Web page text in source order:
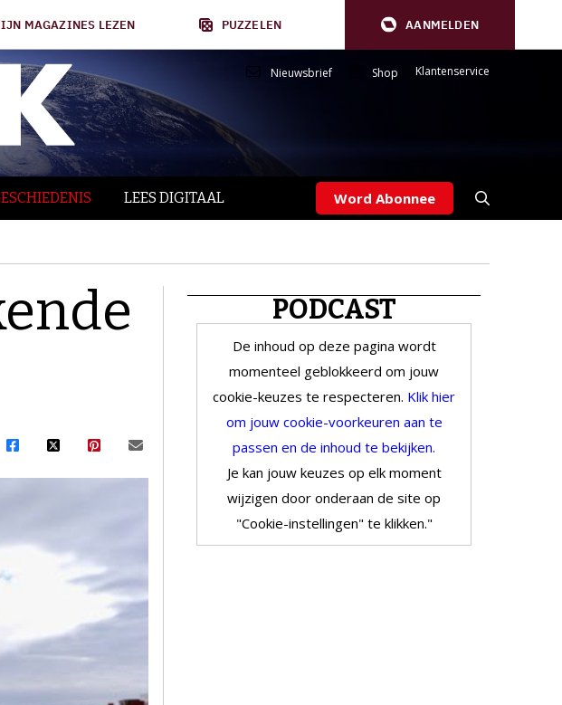
MAGAZINES LEZEN PUZZELEN AANMELDEN
Nieuwsbrief Shop Klantenservice
LEES DIGITAAL Word Abonnee
PODCAST
De inhoud op deze pagina wordt
momenteel geblokkeerd om jouw
cookie-keuzes te respecteren. Klik hier
om jouw cookie-voorkeuren aan te
passen en de inhoud te bekijken.
Je kan jouw keuzes op elk moment
wijzigen door onderaan de site op
"Cookie-instellingen" te klikken."